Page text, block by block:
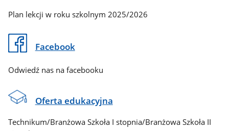
Plan lekcji w roku szkolnym 2025/2026
Facebook
Odwiedź nas na facebooku
Oferta edukacyjna
Technikum/Branżowa Szkoła I stopnia/Branżowa Szkoła II